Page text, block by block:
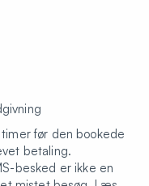
før den bookede
betaling.
besked er ikke en